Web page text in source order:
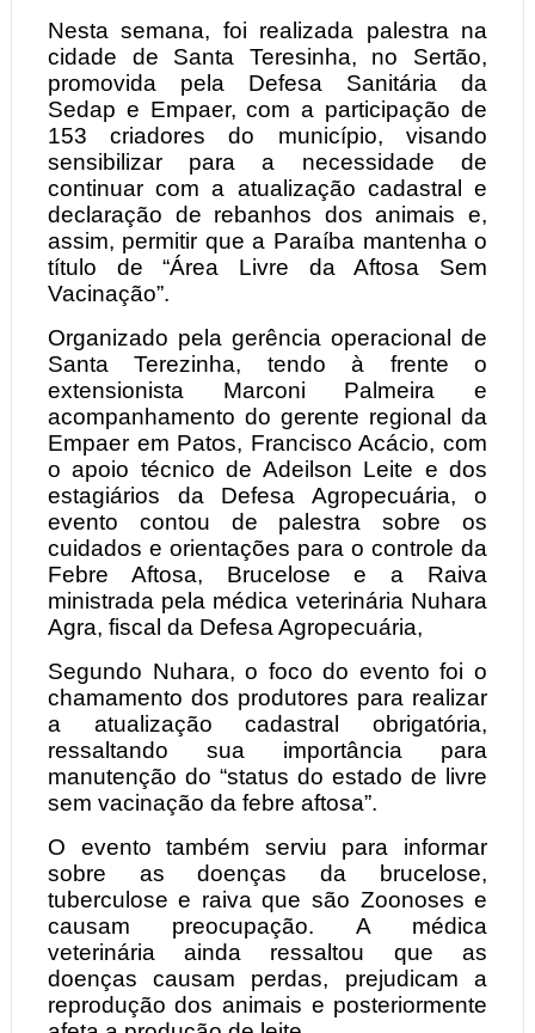
Nesta semana, foi realizada palestra na
cidade de Santa Teresinha, no Sertão,
promovida pela Defesa Sanitária da
Sedap e Empaer, com a participação de
153 criadores do município, visando
sensibilizar para a necessidade de
continuar com a atualização cadastral e
declaração de rebanhos dos animais e,
assim, permitir que a Paraíba mantenha o
título de “Área Livre da Aftosa Sem
Vacinação”.
Organizado pela gerência operacional de
Santa Terezinha, tendo à frente o
extensionista Marconi Palmeira e
acompanhamento do gerente regional da
Empaer em Patos, Francisco Acácio, com
o apoio técnico de Adeilson Leite e dos
estagiários da Defesa Agropecuária, o
evento contou de palestra sobre os
cuidados e orientações para o controle da
Febre Aftosa, Brucelose e a Raiva
ministrada pela médica veterinária Nuhara
Agra, fiscal da Defesa Agropecuária,
Segundo Nuhara, o foco do evento foi o
chamamento dos produtores para realizar
a atualização cadastral obrigatória,
ressaltando sua importância para
manutenção do “status do estado de livre
sem vacinação da febre aftosa”.
O evento também serviu para informar
sobre as doenças da brucelose,
tuberculose e raiva que são Zoonoses e
causam preocupação. A médica
veterinária ainda ressaltou que as
doenças causam perdas, prejudicam a
reprodução dos animais e posteriormente